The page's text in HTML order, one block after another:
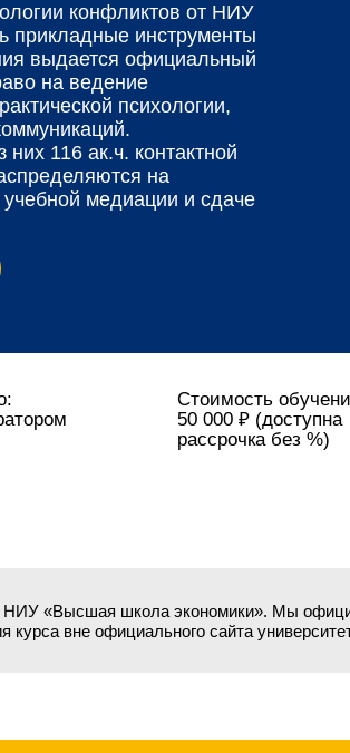
Стоимость
50 000 ₽ (доступна
рассрочка без %)
конфликтов от НИУ
прикладные инструменты
выдается официальный
на ведение
психологии,
116 ак.ч. контактной
на
медиации и сдаче
«Высшая школа экономики». Мы
вне официального сайта